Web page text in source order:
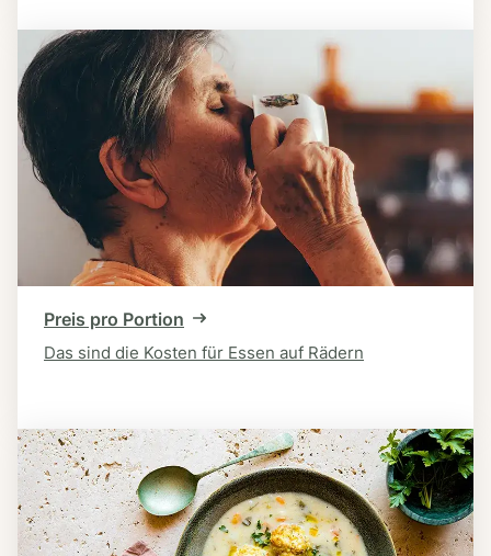
Preis pro Portion
Das sind die Kosten für Essen auf Rädern